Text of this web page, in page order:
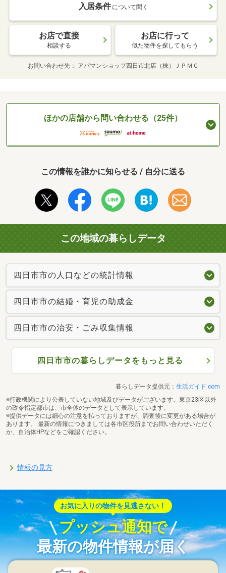
入居条件 について聞く
お店で直接
相談する
お店に行って
似た物件を探してもらう
お問い合わせ先 アパマンショップ四日市北店（株）ＪＰＭＣ
ほかの店舗から問い合わせる（25件）
この情報を誰かに知らせる / 自分に送る
この地域の暮らしデータ
四日市市の人口などの統計情報
四日市市の結婚・育児の助成金
四日市市の治安・ごみ収集情報
四日市市の暮らしデータをもっと見る
暮らしデータ提供元： 生活ガイド.com
※行政機関により公表していない地域及びデータがございます。東京23区以外
の政令指定都市は、市全体のデータとして表示しています。
※提供データには細心の注意を払っておりますが、調査後に変更がある場合が
あります。 最新の情報につきましては各市区役所までお問い合わせいただく
か、自治体HPなどをご確認ください。
情報の見方
お気に入りの物件を見逃さない！
プッシュ通知で
最新の物件情報が届く